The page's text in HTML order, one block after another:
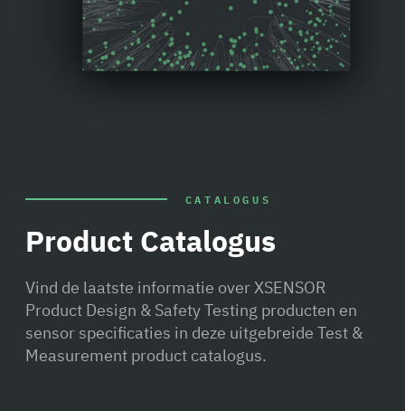
CATALOGUS
Product Catalogus
Vind de laatste informatie over XSENSOR
Product Design & Safety Testing producten en
sensor specificaties in deze uitgebreide Test &
Measurement product catalogus.